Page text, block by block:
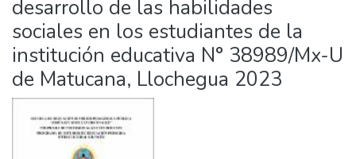
Statistics
Reglamento
Formatos
Manuales
desarrollo de las habilidades
sociales en los estudiantes de la
institución educativa N° 38989/Mx-U
de Matucana, Llochegua 2023